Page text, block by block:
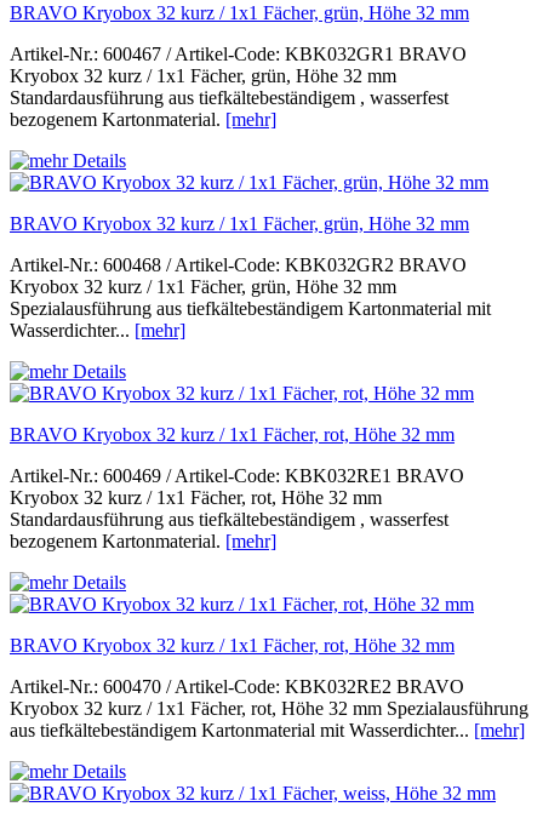
BRAVO Kryobox 32 kurz / 1x1 Fächer, grün, Höhe 32 mm
Artikel-Nr.: 600467 / Artikel-Code: KBK032GR1 BRAVO
Kryobox 32 kurz / 1x1 Fächer, grün, Höhe 32 mm
Standardausführung aus tiefkältebeständigem , wasserfest
bezogenem Kartonmaterial. [mehr]
BRAVO Kryobox 32 kurz / 1x1 Fächer, grün, Höhe 32 mm
Artikel-Nr.: 600468 / Artikel-Code: KBK032GR2 BRAVO
Kryobox 32 kurz / 1x1 Fächer, grün, Höhe 32 mm
Spezialausführung aus tiefkältebeständigem Kartonmaterial mit
Wasserdichter... [mehr]
BRAVO Kryobox 32 kurz / 1x1 Fächer, rot, Höhe 32 mm
Artikel-Nr.: 600469 / Artikel-Code: KBK032RE1 BRAVO
Kryobox 32 kurz / 1x1 Fächer, rot, Höhe 32 mm
Standardausführung aus tiefkältebeständigem , wasserfest
bezogenem Kartonmaterial. [mehr]
BRAVO Kryobox 32 kurz / 1x1 Fächer, rot, Höhe 32 mm
Artikel-Nr.: 600470 / Artikel-Code: KBK032RE2 BRAVO
Kryobox 32 kurz / 1x1 Fächer, rot, Höhe 32 mm Spezialausführung
aus tiefkältebeständigem Kartonmaterial mit Wasserdichter... [mehr]